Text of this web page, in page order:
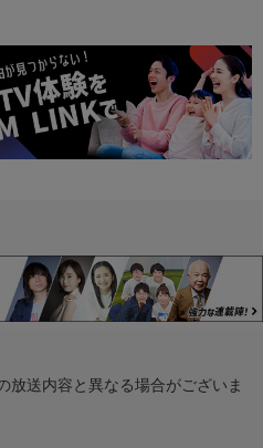
放送内容と異なる場合がございま